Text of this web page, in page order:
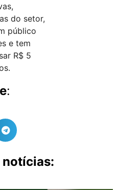
do setor,
público
e tem
R$ 5
: